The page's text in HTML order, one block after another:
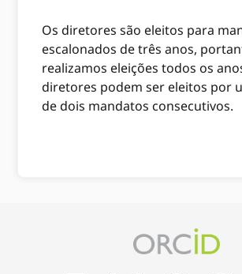
Os diretores são eleitos para
escalonados de três anos,
realizamos eleições todos os
diretores podem ser eleitos por
de dois mandatos consecutivos.